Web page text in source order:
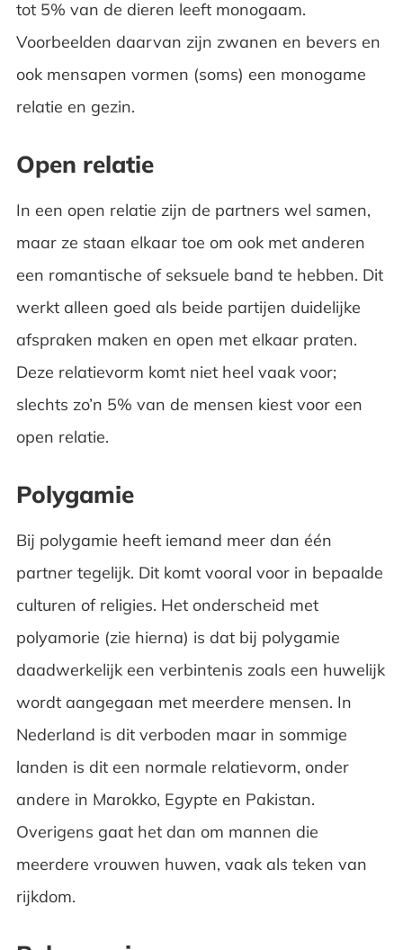
tot 5% van de dieren leeft monogaam.
Voorbeelden daarvan zijn zwanen en bevers en
ook mensapen vormen (soms) een monogame
relatie en gezin.
Open relatie
In een open relatie zijn de partners wel samen,
maar ze staan elkaar toe om ook met anderen
een romantische of seksuele band te hebben. Dit
werkt alleen goed als beide partijen duidelijke
afspraken maken en open met elkaar praten.
Deze relatievorm komt niet heel vaak voor;
slechts zo’n 5% van de mensen kiest voor een
open relatie.
Polygamie
Bij polygamie heeft iemand meer dan één
partner tegelijk. Dit komt vooral voor in bepaalde
culturen of religies. Het onderscheid met
polyamorie (zie hierna) is dat bij polygamie
daadwerkelijk een verbintenis zoals een huwelijk
wordt aangegaan met meerdere mensen. In
Nederland is dit verboden maar in sommige
landen is dit een normale relatievorm, onder
andere in Marokko, Egypte en Pakistan.
Overigens gaat het dan om mannen die
meerdere vrouwen huwen, vaak als teken van
rijkdom.